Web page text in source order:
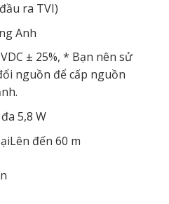
ra TVI)
Anh
± 25%, * Bạn nên sử
nguồn để cấp nguồn
5,8 W
Lên đến 60 m